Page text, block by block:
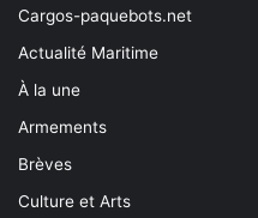
Cargos-paquebots.net
Actualité Maritime
À la une
Armements
Brèves
Culture et Arts